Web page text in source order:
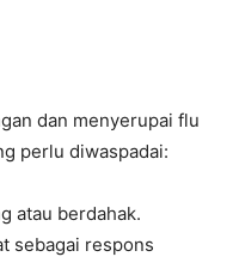
dan menyerupai flu
perlu diwaspadai:
atau berdahak.
sebagai respons